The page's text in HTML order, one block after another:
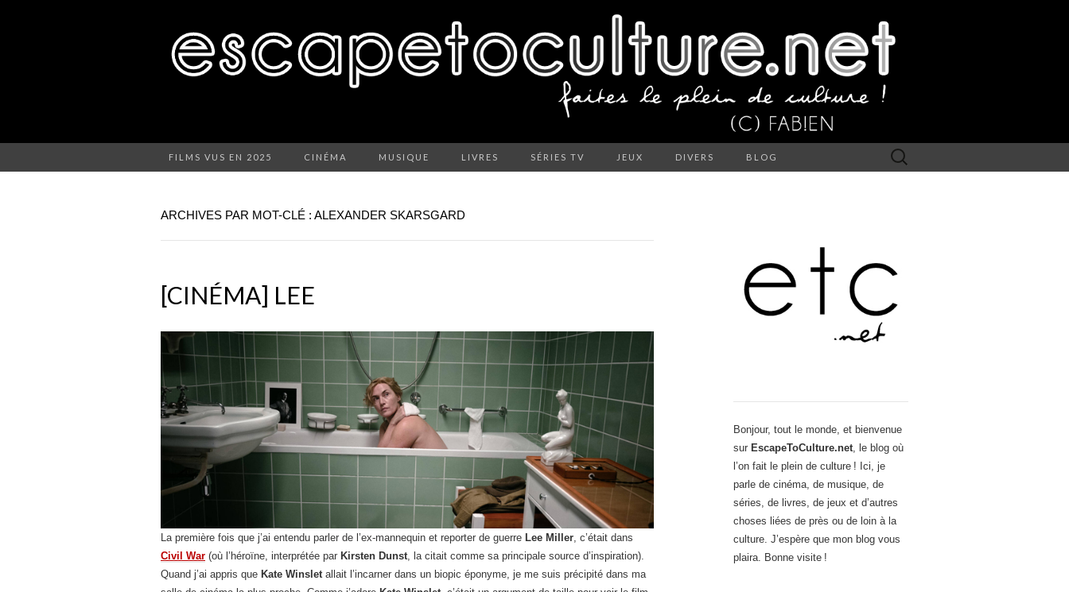
FILMS VUS EN 2025 CINÉMA MUSIQUE LIVRES SÉRIES TV JEUX DIVERS BLOG Rechercher :
ARCHIVES PAR MOT-CLÉ : ALEXANDER SKARSGARD
[CINÉMA] LEE
La première fois que j’ai entendu parler de l’ex-mannequin et reporter de guerre Lee Miller , c’était dans
Civil War (où l’héroïne, interprétée par Kirsten Dunst , la citait comme sa principale source d’inspiration).
Quand j’ai appris que Kate Winslet allait l’incarner dans un biopic éponyme, je me suis précipité dans ma
Bonjour, tout le monde, et bienvenue
sur EscapeToCulture.net , le blog où
l’on fait le plein de culture ! Ici, je
parle de cinéma, de musique, de
séries, de livres, de jeux et d’autres
choses liées de près ou de loin à la
culture. J’espère que mon blog vous
plaira. Bonne visite !